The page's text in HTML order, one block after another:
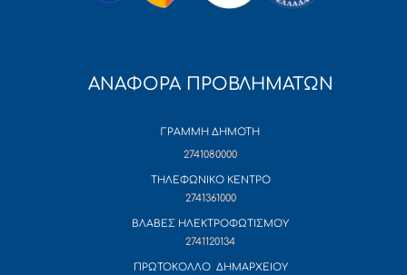
ΑΝΑΦΟΡΑ ΠΡΟΒΛΗΜΑΤΩΝ
ΓΡΑΜΜΗ ΔΗΜΟΤΗ
2741080000
ΤΗΛΕΦΩΝΙΚΟ ΚΕΝΤΡΟ
2741361000
ΒΛΑΒΕΣ ΗΛΕΚΤΡΟΦΩΤΙΣΜΟΥ
2741120134
ΠΡΩΤΟΚΟΛΛΟ ΔΗΜΑΡΧΕΙΟΥ